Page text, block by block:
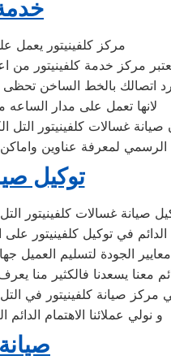
خدمة
مركز كلفينيتور يعمل
مركز خدمة كلفينيتور من
اتصالك بالخط الساخن تحظى
لانها تعمل على مدار الساعه
غسالات كلفينيتور التل
لمعرفة عناوين
توكيل
صيانة غسالات كلفينيتور
في توكيل كلفينيتور
الجودة لتسليم العميل
معنا يسعدنا فالكثير منا
صيانة كلفينيتور في
و نولي عملائنا الاهتمام